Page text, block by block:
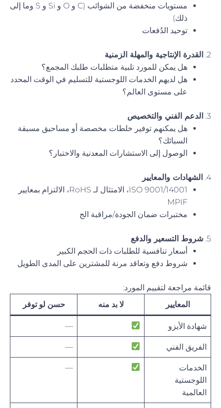
مستويات منخفضة من الشوائب (C و O و Si و S وما إلى
ذلك)
توحيد الدُفعات
2. القدرة الإنتاجية والمهلة الزمنية
هل يمكن للمورد تلبية متطلبات طلبك المجمع؟
هل لديهم الخدمات اللوجستية للتسليم في الوقت المحدد
على مستوى العالم؟
3. الدعم الفني والتخصيص
هل يمكنهم توفير خلطات مخصصة أو مساحيق مسبقة
السبائك؟
الوصول إلى الاستشارات المعدنية والاختبار؟
4. الشهادات والمعايير
ISO 9001/14001، الامتثال لـ RoHS، الالتزام بمعايير
MPIF
مختبرات ضمان الجودة/مراقبة الج
5. شروط التسعير والدفع
أسعار تنافسية للطلبات ذات الحجم الكبير
شروط دفع وتعاقد مرنة للمشترين على المدى الطويل
قائمة مراجعة لتقييم المورد:
المعايير
لا بد منه حسن لو توفر
شهادة الأيزو —
الفريق الفني —
الخدمات
اللوجستية
العالمية
—